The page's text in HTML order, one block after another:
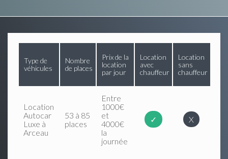
Type de
véhicules
Nombre
de places
Prix de la
location
par jour
Location
avec
chauffeur
Location
sans
chauffeur
Location
Autocar
Luxe à
Arceau
53 à 85
places
Entre
1000€
et
4000€
la
journée
✓ X